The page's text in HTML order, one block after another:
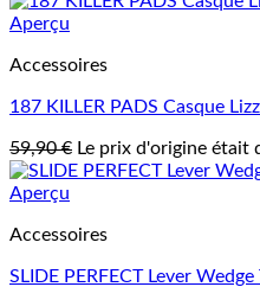
Aperçu
Accessoires
187 KILLER PADS Casque
59,90€ Le prix d'origine était
Aperçu
Accessoires
SLIDE PERFECT Lever